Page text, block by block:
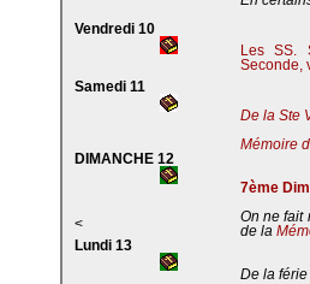
Vendredi 10
Les SS.
Seconde,
Samedi 11
De la Ste
Mémoire
DIMANCHE 12
7ème
<
On ne fait
de la
Lundi 13
De la férie